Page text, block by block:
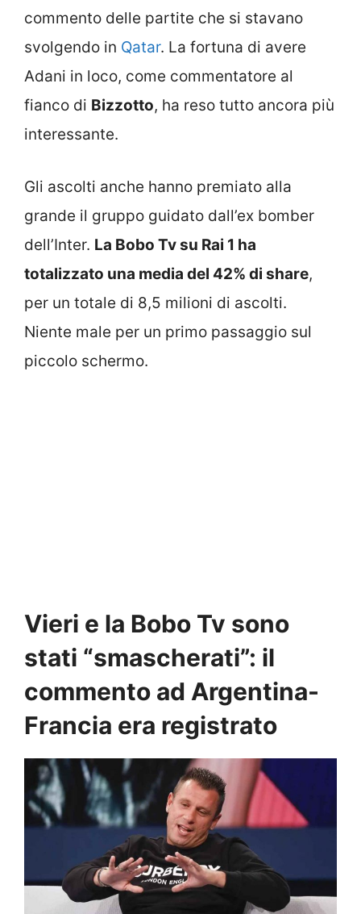
commento delle partite che si stavano
svolgendo in Qatar. La fortuna di avere
Adani in loco, come commentatore al
fianco di Bizzotto, ha reso tutto ancora più
interessante.
Gli ascolti anche hanno premiato alla
grande il gruppo guidato dall’ex bomber
dell’Inter. La Bobo Tv su Rai 1 ha
totalizzato una media del 42% di share,
per un totale di 8,5 milioni di ascolti.
Niente male per un primo passaggio sul
piccolo schermo.
Vieri e la Bobo Tv sono
stati “smascherati”: il
commento ad Argentina-
Francia era registrato